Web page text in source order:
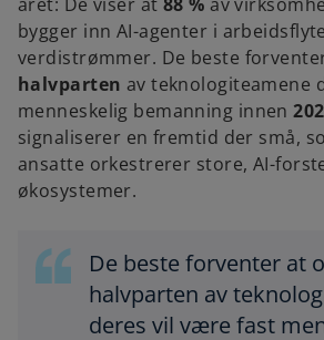
bygger inn AI-agenter i
verdistrømmer. De beste
halvparten av teknologiteamene
menneskelig bemanning innen
signaliserer en fremtid der små,
ansatte orkestrerer store, AI-
økosystemer.
De beste forventer at
halvparten av
deres vil være fast